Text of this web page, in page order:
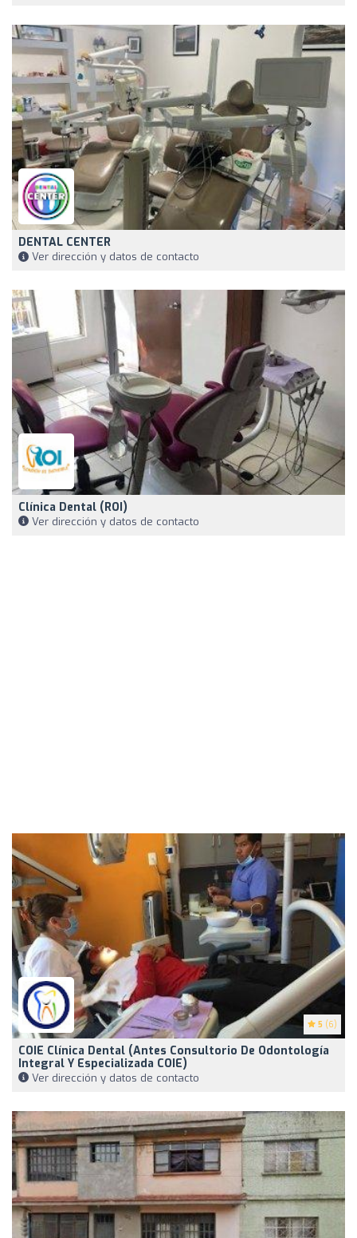
DENTAL CENTER
Ver dirección y datos de contacto
Clínica Dental (ROI)
Ver dirección y datos de contacto
5 (6)
COIE Clínica Dental (antes Consultorio De Odontología
Integral Y Especializada COIE)
Ver dirección y datos de contacto